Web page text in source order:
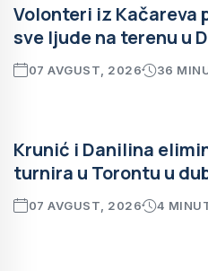
Volonteri iz Kačareva
sve ljude na terenu u
07 AVGUST, 2026 36
Krunić i Danilina
turnira u Torontu u
07 AVGUST, 2026 4